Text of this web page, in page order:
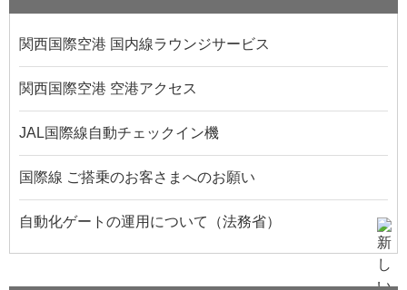
関西国際空港 国内線ラウンジサービス
関西国際空港 空港アクセス
JAL国際線自動チェックイン機
国際線 ご搭乗のお客さまへのお願い
自動化ゲートの運用について（法務省）